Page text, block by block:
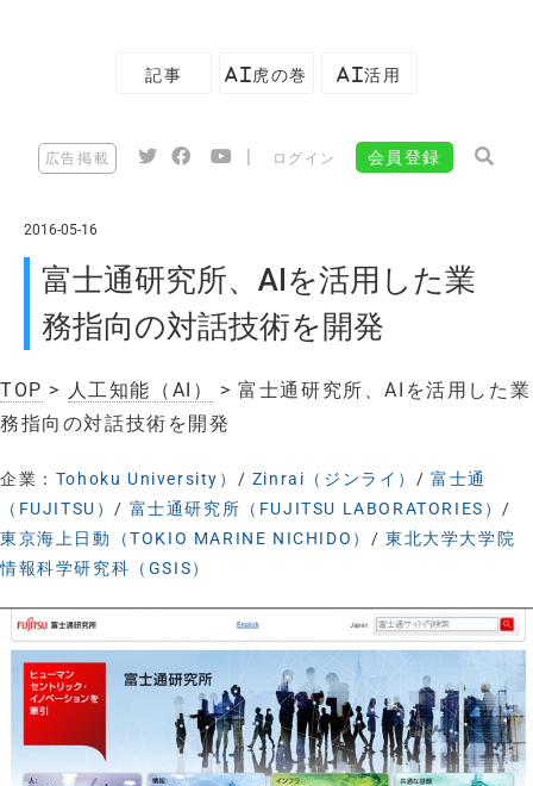
記事 AI虎の巻 AI活用
広告掲載 ログイン 会員登録
2016-05-16
富士通研究所、AIを活用した業
務指向の対話技術を開発
TOP > 人工知能（AI）
> 富士通研究所、AIを活用した業
務指向の対話技術を開発
企業： Tohoku University） / Zinrai（ジンライ）/富士通
（FUJITSU）/ 富士通研究所（FUJITSU LABORATORIES）/
東京海上日動（TOKIO MARINE NICHIDO） /東北大学大学院
情報科学研究科（GSIS）